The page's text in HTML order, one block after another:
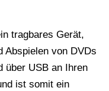
tragbares Gerät,
Abspielen von DVDs
über USB an Ihren
ist somit ein